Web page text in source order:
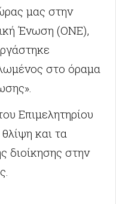
μας στην
Ένωση (ΟΝΕ),
στο όραμα
Επιμελητηρίου
και τα
διοίκησης στην